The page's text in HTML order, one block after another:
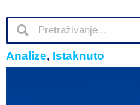
Analize, Istaknuto